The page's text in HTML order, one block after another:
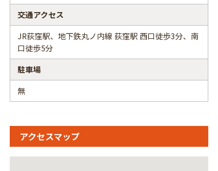
交通アクセス
JR荻窪駅、地下鉄丸ノ内線 荻窪駅 西口徒歩3分、南
口徒歩5分
駐車場
無
アクセスマップ